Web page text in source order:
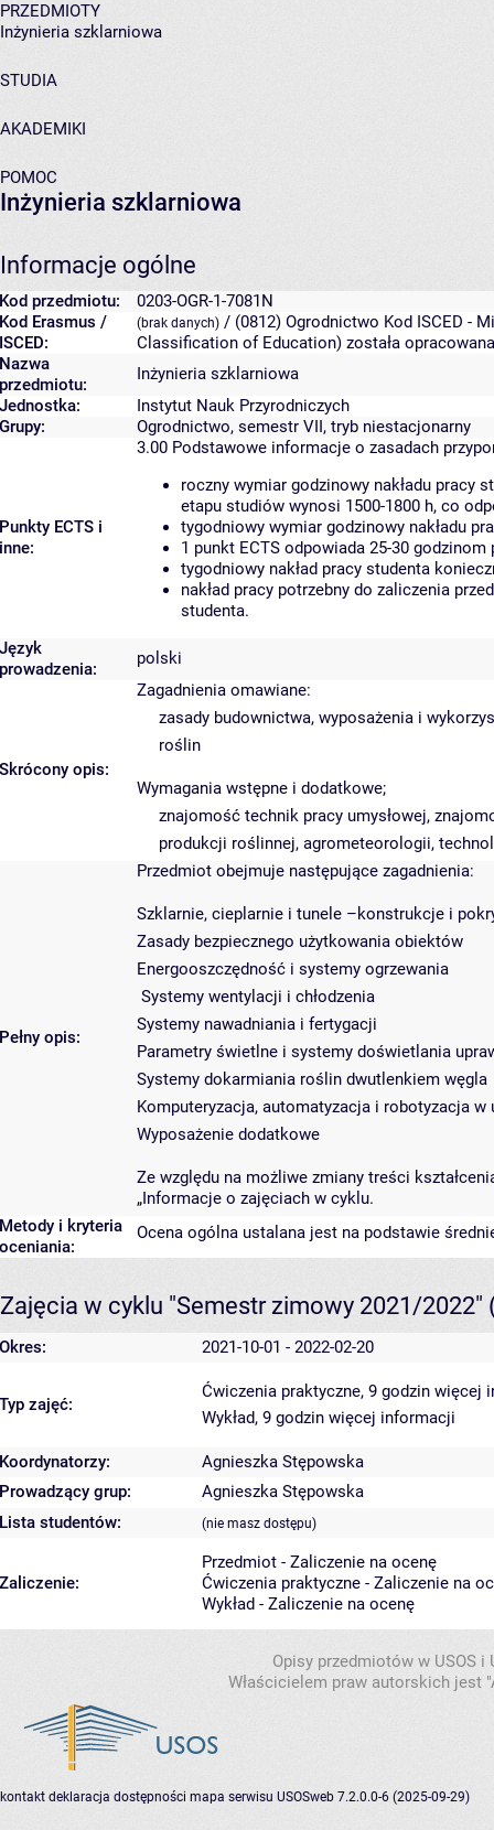
PRZEDMIOTY
Inżynieria szklarniowa
STUDIA
AKADEMIKI
POMOC
Inżynieria szklarniowa
Informacje ogólne
Kod przedmiotu:
0203-OGR-1-7081N
Kod Erasmus /
ISCED:
(brak danych) / (0812) Ogrodnictwo Kod ISCED -
Classification of Education) została opracowana
Nazwa
przedmiotu:
Inżynieria szklarniowa
Jednostka:
Instytut Nauk Przyrodniczych
Grupy:
Ogrodnictwo, semestr VII, tryb niestacjonarny
Punkty ECTS i
inne:
3.00 Podstawowe informacje o zasadach
roczny wymiar godzinowy nakładu pracy
etapu studiów wynosi 1500-1800 h, co
tygodniowy wymiar godzinowy nakładu
1 punkt ECTS odpowiada 25-30
tygodniowy nakład pracy studenta
nakład pracy potrzebny do zaliczenia
studenta.
Język
prowadzenia:
polski
Skrócony opis:
Zagadnienia omawiane:
zasady budownictwa, wyposażenia i
roślin
Wymagania wstępne i dodatkowe;
znajomość technik pracy umysłowej,
produkcji roślinnej, agrometeorologii,
Pełny opis:
Przedmiot obejmuje następujące zagadnienia:
Szklarnie, cieplarnie i tunele –konstrukcje i
Zasady bezpiecznego użytkowania obiektów
Energooszczędność i systemy ogrzewania
Systemy wentylacji i chłodzenia
Systemy nawadniania i fertygacji
Parametry świetlne i systemy doświetlania
Systemy dokarmiania roślin dwutlenkiem węgla
Komputeryzacja, automatyzacja i robotyzacja w
Wyposażenie dodatkowe
Ze względu na możliwe zmiany treści
„Informacje o zajęciach w cyklu.
Metody i kryteria
oceniania:
Ocena ogólna ustalana jest na podstawie
Zajęcia w cyklu "Semestr zimowy 2021/2022"
Okres: 2021-10-01 - 2022-02-20
Typ zajęć:
Ćwiczenia praktyczne, 9 godzin więcej
Wykład, 9 godzin więcej informacji
Koordynatorzy:
Agnieszka Stępowska
Prowadzący grup:
Agnieszka Stępowska
Lista studentów:
(nie masz dostępu)
Zaliczenie:
Przedmiot - Zaliczenie na ocenę
Ćwiczenia praktyczne - Zaliczenie na
Wykład - Zaliczenie na ocenę
Opisy przedmiotów w USOS
Właścicielem praw autorskich jest
kontakt deklaracja dostępności mapa serwisu USOSweb 7.2.0.0-6 (2025-09-29)